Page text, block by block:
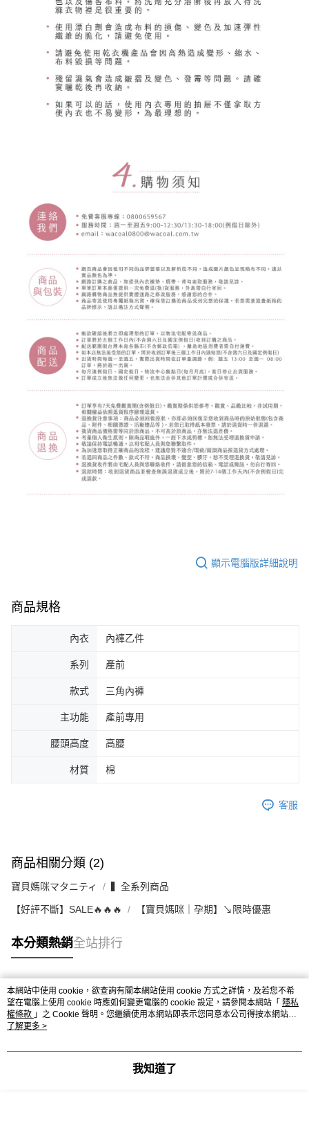
顯示電腦版詳細說明
商品規格
內衣 內褲乙件
系列 產前
款式 三角內褲
主功能 產前專用
腰頭高度 高腰
材質 棉
客服
商品相關分類 (2)
寶貝媽咪マタニティ ▍全系列商品
【好評不斷】SALE🔥🔥🔥 【寶貝媽咪｜孕期】↘限時優惠
本分類熱銷全站排行
熱門標籤
本網站中使用 cookie，欲查詢有關本網站使用 cookie 方式之詳情，及若您不希
望在電腦上使用 cookie 時應如何變更電腦的 cookie 設定，請參閱本網站「 隱私
權條款 」之 Cookie 聲明。您繼續使用本網站即表示您同意本公司得按本網站使
用條款之 Cookie 聲明使用 cookie。
了解更多 >
我知道了